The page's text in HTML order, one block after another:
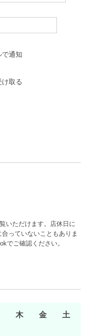
で通知
取る
いただけます。店休日に
っていないこともありま
でご確認ください。
木 金 土